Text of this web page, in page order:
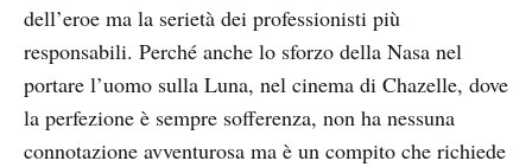
dell’eroe ma la serietà dei professionisti più
responsabili. Perché anche lo sforzo della Nasa nel
portare l’uomo sulla Luna, nel cinema di Chazelle, dove
la perfezione è sempre sofferenza, non ha nessuna
connotazione avventurosa ma è un compito che richiede